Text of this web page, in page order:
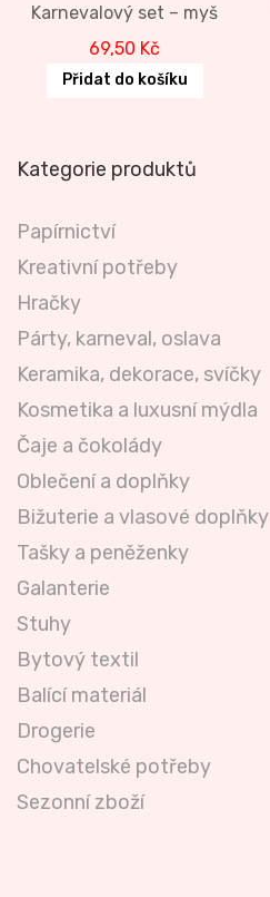
Karnevalový set – myš
69,50 Kč
Přidat do košíku
Kategorie produktů
Papírnictví
Kreativní potřeby
Hračky
Párty, karneval, oslava
Keramika, dekorace, svíčky
Kosmetika a luxusní mýdla
Čaje a čokolády
Oblečení a doplňky
Bižuterie a vlasové doplňky
Tašky a peněženky
Galanterie
Stuhy
Bytový textil
Balící materiál
Drogerie
Chovatelské potřeby
Sezonní zboží